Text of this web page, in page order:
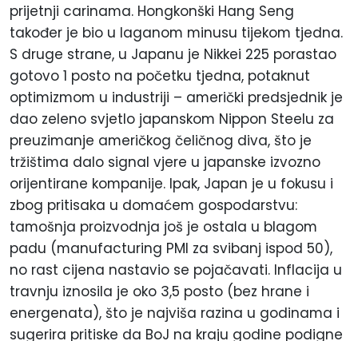
prijetnji carinama. Hongkonški Hang Seng
također je bio u laganom minusu tijekom tjedna.
S druge strane, u Japanu je Nikkei 225 porastao
gotovo 1 posto na početku tjedna, potaknut
optimizmom u industriji – američki predsjednik je
dao zeleno svjetlo japanskom Nippon Steelu za
preuzimanje američkog čeličnog diva, što je
tržištima dalo signal vjere u japanske izvozno
orijentirane kompanije. Ipak, Japan je u fokusu i
zbog pritisaka u domaćem gospodarstvu:
tamošnja proizvodnja još je ostala u blagom
padu (manufacturing PMI za svibanj ispod 50),
no rast cijena nastavio se pojačavati. Inflacija u
travnju iznosila je oko 3,5 posto (bez hrane i
energenata), što je najviša razina u godinama i
sugerira pritiske da BoJ na kraju godine podigne